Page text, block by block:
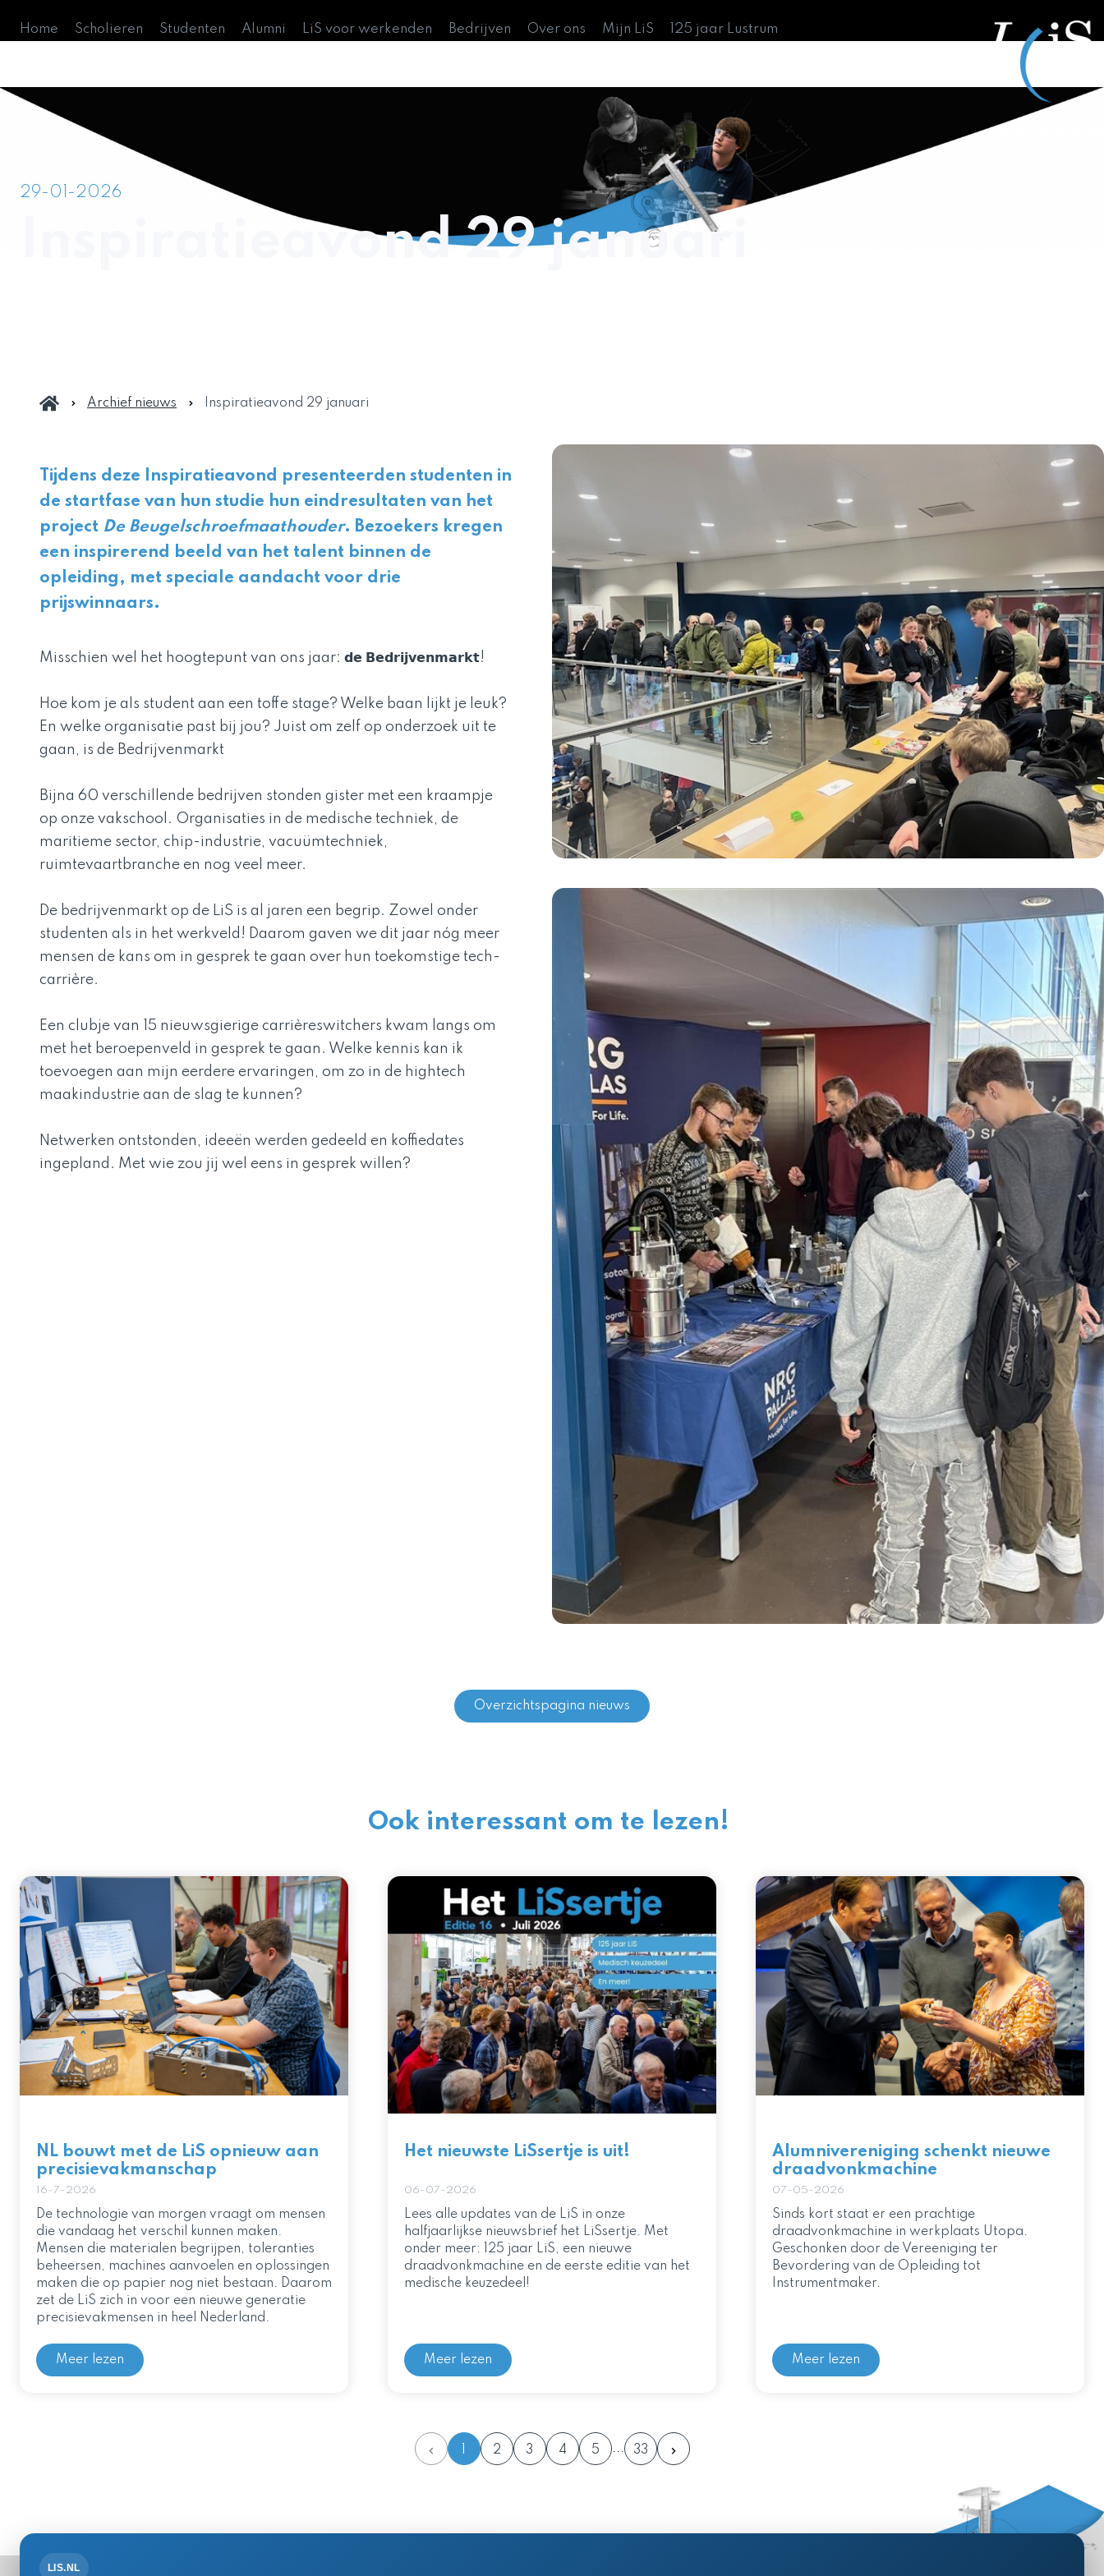
Home Scholieren Studenten Alumni LiS voor werkenden Bedrijven Over ons Mijn LiS 125 jaar Lustrum
29-01-2026
Inspiratieavond 29 januari
Archief nieuws Inspiratieavond 29 januari
Tijdens deze Inspiratieavond presenteerden studenten in
de startfase van hun studie hun eindresultaten van het
project De Beugelschroefmaathouder. Bezoekers kregen
een inspirerend beeld van het talent binnen de
opleiding, met speciale aandacht voor drie
prijswinnaars.
Misschien wel het hoogtepunt van ons jaar: 𝗱𝗲 𝗕𝗲𝗱𝗿𝗶𝗷𝘃𝗲𝗻𝗺𝗮𝗿𝗸𝘁!
Hoe kom je als student aan een toffe stage? Welke baan lijkt je leuk?
En welke organisatie past bij jou? Juist om zelf op onderzoek uit te
gaan, is de Bedrijvenmarkt
Bijna 60 verschillende bedrijven stonden gister met een kraampje
op onze vakschool. Organisaties in de medische techniek, de
maritieme sector, chip-industrie, vacuümtechniek,
ruimtevaartbranche en nog veel meer.
De bedrijvenmarkt op de LiS is al jaren een begrip. Zowel onder
studenten als in het werkveld! Daarom gaven we dit jaar nóg meer
mensen de kans om in gesprek te gaan over hun toekomstige tech-
carrière.
Een clubje van 15 nieuwsgierige carrièreswitchers kwam langs om
met het beroepenveld in gesprek te gaan. Welke kennis kan ik
toevoegen aan mijn eerdere ervaringen, om zo in de hightech
maakindustrie aan de slag te kunnen?
Netwerken ontstonden, ideeën werden gedeeld en koffiedates
ingepland. Met wie zou jij wel eens in gesprek willen?
Overzichtspagina nieuws
Ook interessant om te lezen!
NL bouwt met de LiS opnieuw aan
precisievakmanschap
16-7-2026
De technologie van morgen vraagt om mensen
die vandaag het verschil kunnen maken.
Mensen die materialen begrijpen, toleranties
beheersen, machines aanvoelen en oplossingen
maken die op papier nog niet bestaan. Daarom
zet de LiS zich in voor een nieuwe generatie
precisievakmensen in heel Nederland.
Meer lezen
Het nieuwste LiSsertje is uit!
06-07-2026
Lees alle updates van de LiS in onze
halfjaarlijkse nieuwsbrief het LiSsertje. Met
onder meer: 125 jaar LiS, een nieuwe
draadvonkmachine en de eerste editie van het
medische keuzedeel!
Meer lezen
Alumnivereniging schenkt nieuwe
draadvonkmachine
07-05-2026
Sinds kort staat er een prachtige
draadvonkmachine in werkplaats Utopa.
Geschonken door de Vereeniging ter
Bevordering van de Opleiding tot
Instrumentmaker.
Meer lezen
1 2 3 4 5 33
LIS.NL